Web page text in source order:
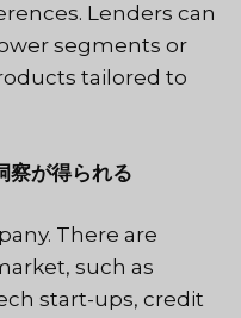
. Lenders can
segments or
tailored to
察が得られる
There are
such as
start-ups, credit